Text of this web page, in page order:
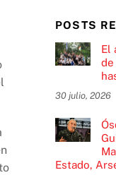
POSTS
El
de
30 julio, 2026
Estado,